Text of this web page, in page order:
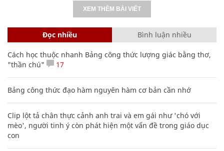
XEM THÊM BÀI VIẾT
Đọc nhiều Bình luận nhiều
Cách học thuộc nhanh Bảng công thức lượng giác bằng thơ,
"thần chú"
17
Bảng công thức đạo hàm nguyên hàm cơ bản cần nhớ
Clip lột tả chân thực cảnh anh trai và em gái như 'chó với
mèo', người tinh ý còn phát hiện một vấn đề trong giáo dục
con